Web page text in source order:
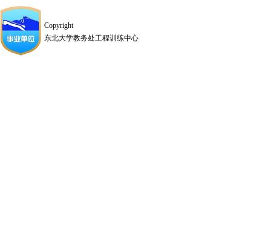
Copyright
东北大学教务处工程训练中心